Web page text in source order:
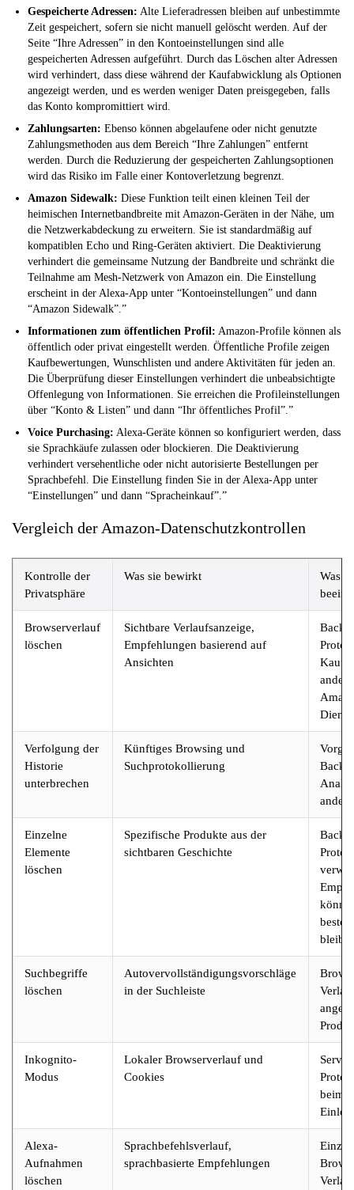
Gespeicherte Adressen: Alte Lieferadressen bleiben auf unbestimmte
Zeit gespeichert, sofern sie nicht manuell gelöscht werden. Auf der
Seite “Ihre Adressen” in den Kontoeinstellungen sind alle
gespeicherten Adressen aufgeführt. Durch das Löschen alter Adressen
wird verhindert, dass diese während der Kaufabwicklung als Optionen
angezeigt werden, und es werden weniger Daten preisgegeben, falls
das Konto kompromittiert wird.
Zahlungsarten: Ebenso können abgelaufene oder nicht genutzte
Zahlungsmethoden aus dem Bereich “Ihre Zahlungen” entfernt
werden. Durch die Reduzierung der gespeicherten Zahlungsoptionen
wird das Risiko im Falle einer Kontoverletzung begrenzt.
Amazon Sidewalk: Diese Funktion teilt einen kleinen Teil der
heimischen Internetbandbreite mit Amazon-Geräten in der Nähe, um
die Netzwerkabdeckung zu erweitern. Sie ist standardmäßig auf
kompatiblen Echo und Ring-Geräten aktiviert. Die Deaktivierung
verhindert die gemeinsame Nutzung der Bandbreite und schränkt die
Teilnahme am Mesh-Netzwerk von Amazon ein. Die Einstellung
erscheint in der Alexa-App unter “Kontoeinstellungen” und dann
“Amazon Sidewalk”.”
Informationen zum öffentlichen Profil: Amazon-Profile können als
öffentlich oder privat eingestellt werden. Öffentliche Profile zeigen
Kaufbewertungen, Wunschlisten und andere Aktivitäten für jeden an.
Die Überprüfung dieser Einstellungen verhindert die unbeabsichtigte
Offenlegung von Informationen. Sie erreichen die Profileinstellungen
über “Konto & Listen” und dann “Ihr öffentliches Profil”.”
Voice Purchasing: Alexa-Geräte können so konfiguriert werden, dass
sie Sprachkäufe zulassen oder blockieren. Die Deaktivierung
verhindert versehentliche oder nicht autorisierte Bestellungen per
Sprachbefehl. Die Einstellung finden Sie in der Alexa-App unter
“Einstellungen” und dann “Spracheinkauf”.”
Vergleich der Amazon-Datenschutzkontrollen
Kontrolle der
Privatsphäre
Was sie bewirkt
Was
Browserverlauf
löschen
Sichtbare Verlaufsanzeige,
Empfehlungen basierend auf
Ansichten
andere
Verfolgung der
Historie
unterbrechen
Künftiges Browsing und
Suchprotokollierung
Einzelne
Elemente
löschen
Spezifische Produkte aus der
sichtbaren Geschichte
Suchbegriffe
löschen
Autovervollständigungsvorschläge
in der Suchleiste
Inkognito-
Modus
Lokaler Browserverlauf und
Cookies
beim
Alexa-
Aufnahmen
löschen
Sprachbefehlsverlauf,
sprachbasierte Empfehlungen